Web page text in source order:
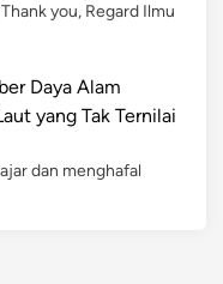
you, Regard Ilmu
Daya Alam
yang Tak Ternilai
dan menghafal